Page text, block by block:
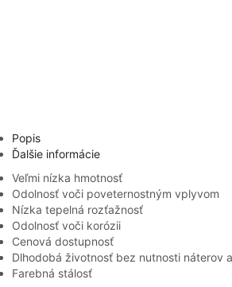
Popis
Ďalšie informácie
Veľmi nízka hmotnosť
Odolnosť voči poveternostným vplyvom
Nízka tepelná rozťažnosť
Odolnosť voči korózii
Cenová dostupnosť
Dlhodobá životnosť bez nutnosti náterov
Farebná stálosť